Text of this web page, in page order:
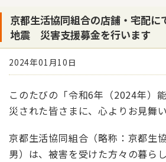
京都生活協同組合の店舗・宅配に
地震 災害支援募金を行います
2024年01月10日
このたびの「令和6年（2024年）
災された皆さまに、心よりお見舞
京都生活協同組合（略称：京都生
男）は、被害を受けた方々の暮ら